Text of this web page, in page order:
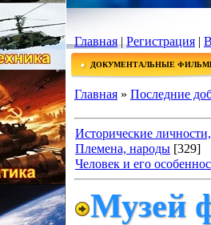
Главная|Регистрация |
ДОКУМЕНТАЛЬНЫЕ
Главная » Последние
Исторические
Племена, народы [329]
Человек и его
Музей